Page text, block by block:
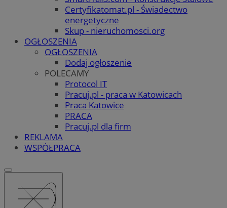
Certyfikatomat.pl - Świadectwo
energetyczne
Skup - nieruchomosci.org
OGŁOSZENIA
OGŁOSZENIA
Dodaj ogłoszenie
POLECAMY
Protocol IT
Pracuj.pl - praca w Katowicach
Praca Katowice
PRACA
Pracuj.pl dla firm
REKLAMA
WSPÓŁPRACA